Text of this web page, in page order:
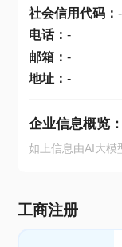
社会信用代码： -
电话： -
邮箱： -
地址： -
企业信息概览：
如上信息由AI大模
工商注册